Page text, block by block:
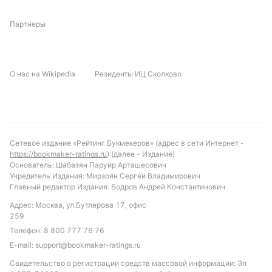
результативности: в одной из двух встреч было
зафиксировано 120 фолов (30,0 за игру).
Обновлено:
Александр Трибуш
Подписаться
Партнеры
О нас на Wikipedia Резиденты ИЦ Сколково
Сетевое издание «Рейтинг Букмекеров» (адрес в сети Интернет -
https://bookmaker-ratings.ru) (далее - Издание)
Основатель: Шабазян Паруйр Арташесович
Учредитель Издания: Мирзоян Сергей Владимирович
Главный редактор Издания: Бодров Андрей Константинович
Адрес: Москва, ул.Бутлерова 17, офис
259
Телефон: 8 800 777 76 76
E-mail: support@bookmaker-ratings.ru
Свидетельство о регистрации средств массовой информации: Эл